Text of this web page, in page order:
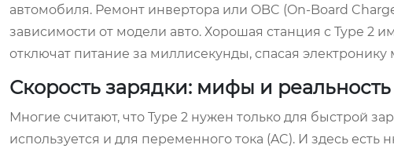
автомобиля. Ремонт инвертора или OBC (On-Board
зависимости от модели авто. Хорошая станция с Type 2
отключат питание за миллисекунды, спасая
Скорость зарядки: мифы и
Многие считают, что Type 2 нужен только для быстрой
используется и для переменного тока (AC). И здесь